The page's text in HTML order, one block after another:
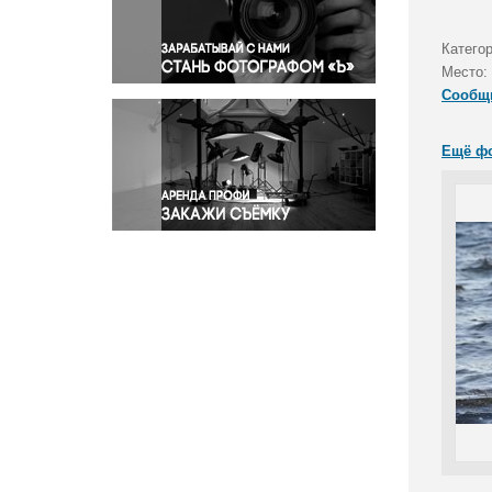
Правосудие
Происшествия и конфликты
Религия
Светская жизнь
Спорт
Экология
Экономика и бизнес
Место:
Ещё